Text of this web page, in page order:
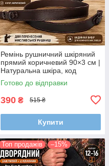
Ремінь рушничний шкіряний
прямий коричневий 90×3 см |
Натуральна шкіра, код
95020/2
Готово до відправки
390 ₴ 515 ₴
Купити
Топ продажів –15%